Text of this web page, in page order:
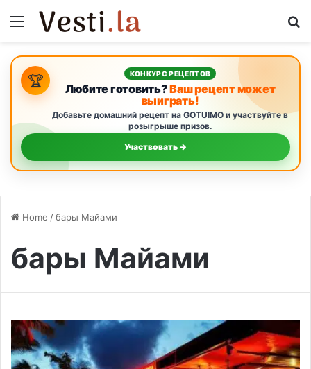
Menu
🏆 КОНКУРС РЕЦЕПТОВ
Любите готовить?Ваш рецепт может
выиграть!
Добавьте домашний рецепт на GOTUIMO и участвуйте в
розыгрыше призов.
Участвовать →
Home /бары Майами
бары Майами